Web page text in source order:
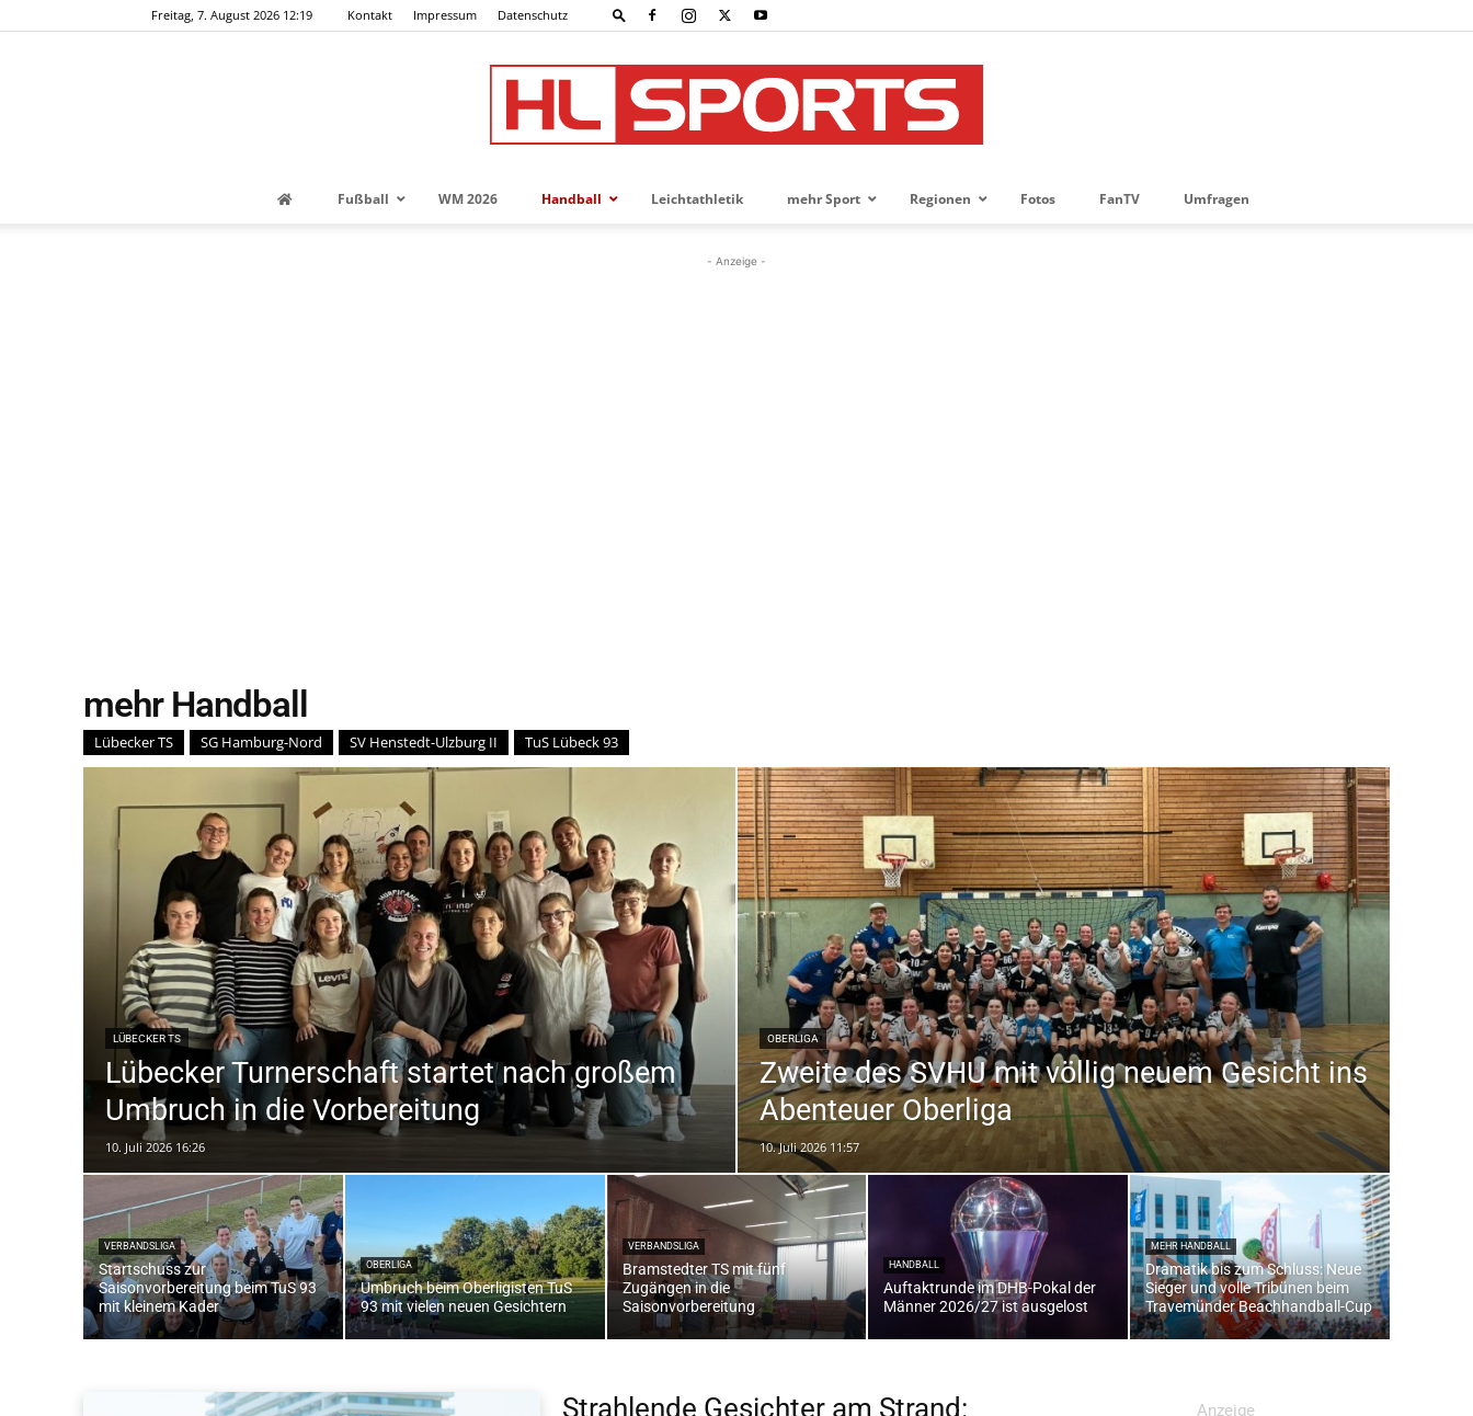
Freitag, 7. August 2026 12:19 Kontakt Impressum Datenschutz
News
für
die
Region
Fußball WM 2026 Handball Leichtathletik mehr Sport Regionen Fotos FanTV Umfragen
- Anzeige -
mehr Handball
Lübecker TS SG Hamburg-Nord SV Henstedt-Ulzburg II TuS Lübeck 93
LÜBECKER TS
Lübecker Turnerschaft startet nach großem
Umbruch in die Vorbereitung
10. Juli 2026 16:26
OBERLIGA
Zweite des SVHU mit völlig neuem Gesicht ins
Abenteuer Oberliga
10. Juli 2026 11:57
VERBANDSLIGA
Startschuss zur
Saisonvorbereitung beim TuS 93
mit kleinem Kader
OBERLIGA
Umbruch beim Oberligisten TuS
93 mit vielen neuen Gesichtern
VERBANDSLIGA
Bramstedter TS mit fünf
Zugängen in die
Saisonvorbereitung
HANDBALL
Auftaktrunde im DHB-Pokal der
Männer 2026/27 ist ausgelost
MEHR HANDBALL
Dramatik bis zum Schluss: Neue
Sieger und volle Tribünen beim
Travemünder Beachhandball-Cup
Strahlende Gesichter am Strand:
Anzeige